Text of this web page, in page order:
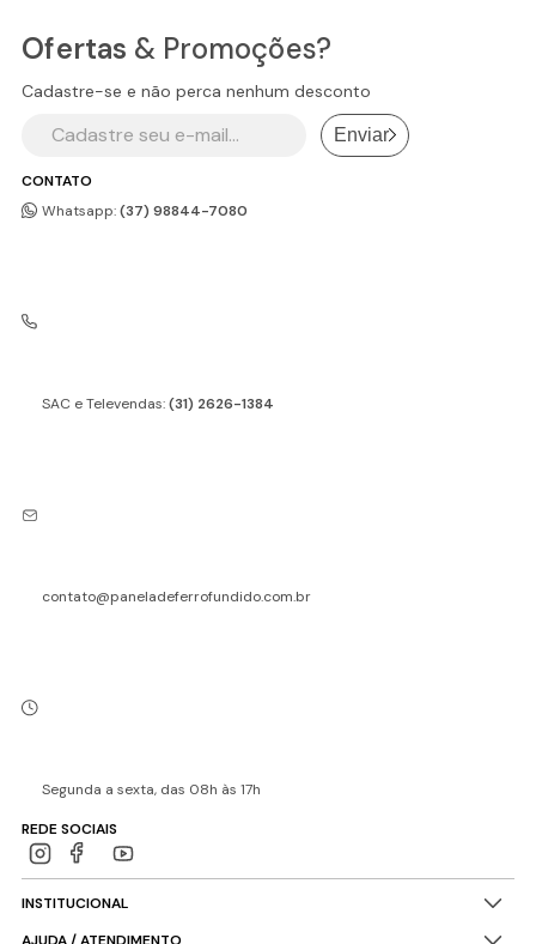
CONTATO
Whatsapp:(37) 98844-7080
SAC e Televendas:(31) 2626-1384
contato@paneladeferrofundido.com.br
Segunda a sexta, das 08h às 17h
REDE SOCIAIS
INSTITUCIONAL
Ofertas & Promoções?
Cadastre-se e não perca nenhum desconto
Enviar